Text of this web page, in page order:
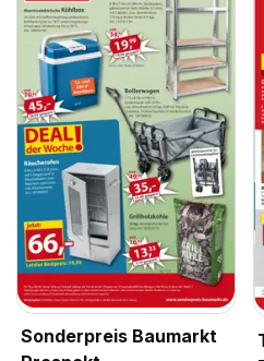
Sonderpreis Baumarkt